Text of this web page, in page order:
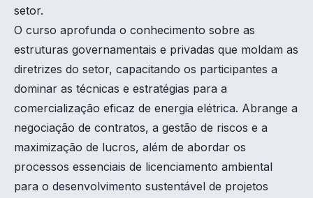
setor.
O curso aprofunda o conhecimento sobre as
estruturas governamentais e privadas que moldam as
diretrizes do setor, capacitando os participantes a
dominar as técnicas e estratégias para a
comercialização eficaz de energia elétrica. Abrange a
negociação de contratos, a gestão de riscos e a
maximização de lucros, além de abordar os
processos essenciais de licenciamento ambiental
para o desenvolvimento sustentável de projetos